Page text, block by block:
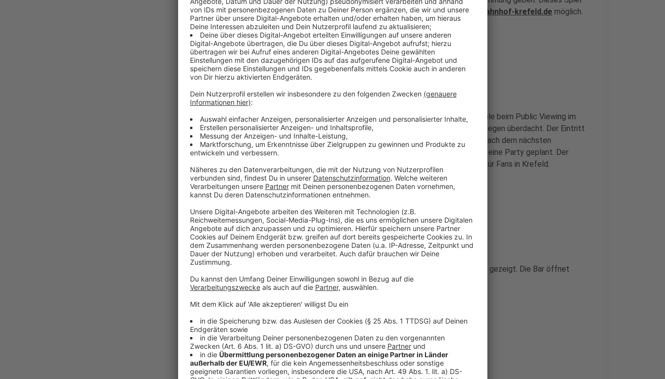
beginnt um 22 Uhr. Reservierungen sind per Mail anfurth@nordbahnhof-krefeld.de möglich.
Anzeige
Krefeld: Schlachthof
Anzeige
Der Schlachthof Krefeld zeigt zur WM 2026 alle Deutschlandspiele beim Public Viewing im
SchlachtGarten. Bei gutem Wetter läuft das Ganze draußen, bei Regen überdacht. Der Eintritt
ist frei. Für Snacks und Getränke ist auch gesorgt. Außerdem ist nach dem nächsten
Deutschlandspiel (Elfenbeinküste gegen Deutschland, am 20.06.) eine Party geplant. Der
Schlachthof gehört damit wieder zu den größeren Treffpunkten für Fans in Krefeld.
Anzeige
Krefeld: Karussell
Anzeige
Auch in der Sportbar Karussell werden alle Deutschlandspiele live gezeigt. Die Bar öffnet
mindestens eineinhalb Stunden vor Spielbeginn.
Anzeige
Krefeld: Biergarten Steveshof
Anzeige